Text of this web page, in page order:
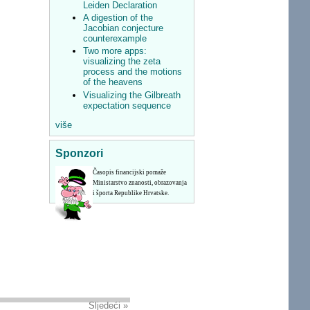
Leiden Declaration
A digestion of the
Jacobian conjecture
counterexample
Two more apps:
visualizing the zeta
process and the motions
of the heavens
Visualizing the Gilbreath
expectation sequence
više
Sponzori
Časopis financijski pomaže
Ministarstvo znanosti, obrazovanja
i športa Republike Hrvatske.
Sljedeći »